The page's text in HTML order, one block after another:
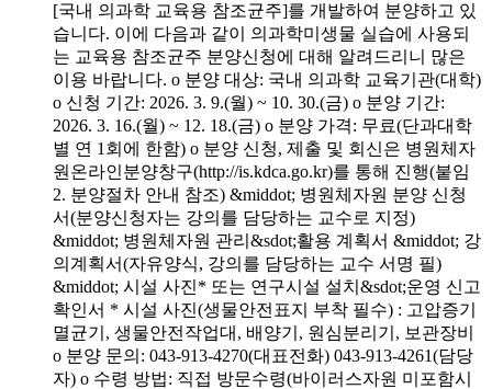
[국내 의과학 교육용 참조균주]를 개발하여 분양하고 있
습니다. 이에 다음과 같이 의과학미생물 실습에 사용되
는 교육용 참조균주 분양신청에 대해 알려드리니 많은
이용 바랍니다. o 분양 대상: 국내 의과학 교육기관(대학)
o 신청 기간: 2026. 3. 9.(월) ~ 10. 30.(금) o 분양 기간:
2026. 3. 16.(월) ~ 12. 18.(금) o 분양 가격: 무료(단과대학
별 연 1회에 한함) o 분양 신청, 제출 및 회신은 병원체자
원온라인분양창구(http://is.kdca.go.kr)를 통해 진행(붙임
2. 분양절차 안내 참조) &middot; 병원체자원 분양 신청
서(분양신청자는 강의를 담당하는 교수로 지정)
&middot; 병원체자원 관리&sdot;활용 계획서 &middot; 강
의계획서(자유양식, 강의를 담당하는 교수 서명 필)
&middot; 시설 사진* 또는 연구시설 설치&sdot;운영 신고
확인서 * 시설 사진(생물안전표지 부착 필수) : 고압증기
멸균기, 생물안전작업대, 배양기, 원심분리기, 보관장비
o 분양 문의: 043-913-4270(대표전화) 043-913-4261(담당
자) o 수령 방법: 직접 방문수령(바이러스자원 미포함시